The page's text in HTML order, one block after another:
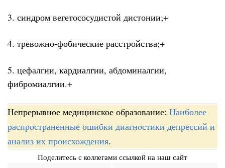
3. синдром вегетососудистой дистонии;+
4. тревожно-фобические расстройства;+
5. цефалгии, кардиалгии, абдоминалгии,
фибромиалгии.+
Непрерывное медицинское образование: Наиболее
распространенные ошибки диагностики депрессий и
анализ их происхождения.
Поделитесь с коллегами ссылкой на наш сайт